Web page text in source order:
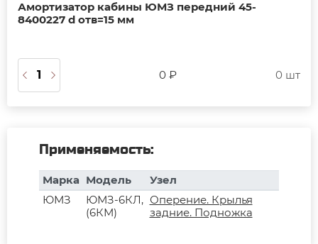
Амортизатор кабины ЮМЗ передний 45-
8400227 d отв=15 мм
0 ₽ 0 шт
Применяемость:
Марка Модель
Узел
ЮМЗ
ЮМЗ-6КЛ,
(6КМ)
Оперение. Крылья
задние. Подножка